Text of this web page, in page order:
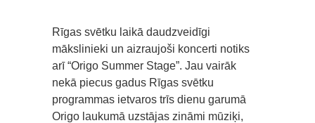
Rīgas svētku laikā daudzveidīgi
mākslinieki un aizraujoši koncerti notiks
arī “Origo Summer Stage”. Jau vairāk
nekā piecus gadus Rīgas svētku
programmas ietvaros trīs dienu garumā
Origo laukumā uzstājas zināmi mūziķi,